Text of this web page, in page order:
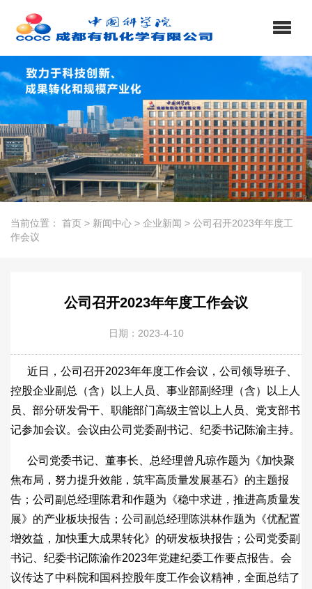
当前位置： 首页 > 新闻中心 > 企业新闻 > 公司召开2023年年度工
作会议
公司召开2023年年度工作会议
日期：2023-4-10
近日，公司召开2023年年度工作会议，公司领导班子、
控股企业副总（含）以上人员、事业部副经理（含）以上人
员、部分研发骨干、职能部门高级主管以上人员、党支部书
记参加会议。会议由公司党委副书记、纪委书记陈渝主持。
公司党委书记、董事长、总经理曾凡琼作题为《加快聚
焦布局，努力提升效能，筑牢高质量发展基石》的主题报
告；公司副总经理陈君和作题为《稳中求进，推进高质量发
展》的产业板块报告；公司副总经理陈洪林作题为《优配置
增效益，加快重大成果转化》的研发板块报告；公司党委副
书记、纪委书记陈渝作2023年党建纪委工作要点报告。会
议传达了中科院和国科控股年度工作会议精神，全面总结了